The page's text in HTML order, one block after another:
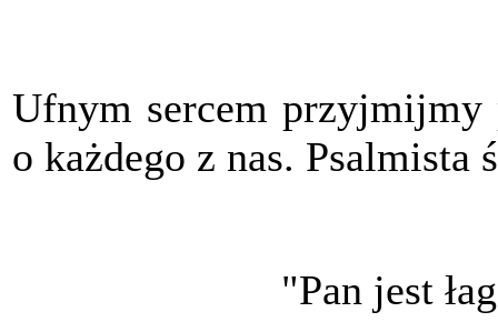
Ufnym sercem przyjmijmy
o każdego z nas. Psalmista
"Pan jest